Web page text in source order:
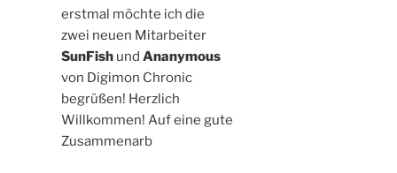
erstmal möchte ich die
zwei neuen Mitarbeiter
SunFishund Ananymous
von Digimon Chronic
begrüßen! Herzlich
Willkommen! Auf eine gute
Zusammenarb